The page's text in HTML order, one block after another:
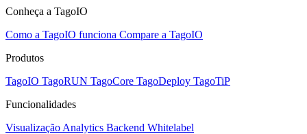
Conheça a TagoIO
Como a TagoIO funciona Compare a TagoIO
Produtos
TagoIO TagoRUN TagoCore TagoDeploy TagoTiP
Funcionalidades
Visualização Analytics Backend Whitelabel